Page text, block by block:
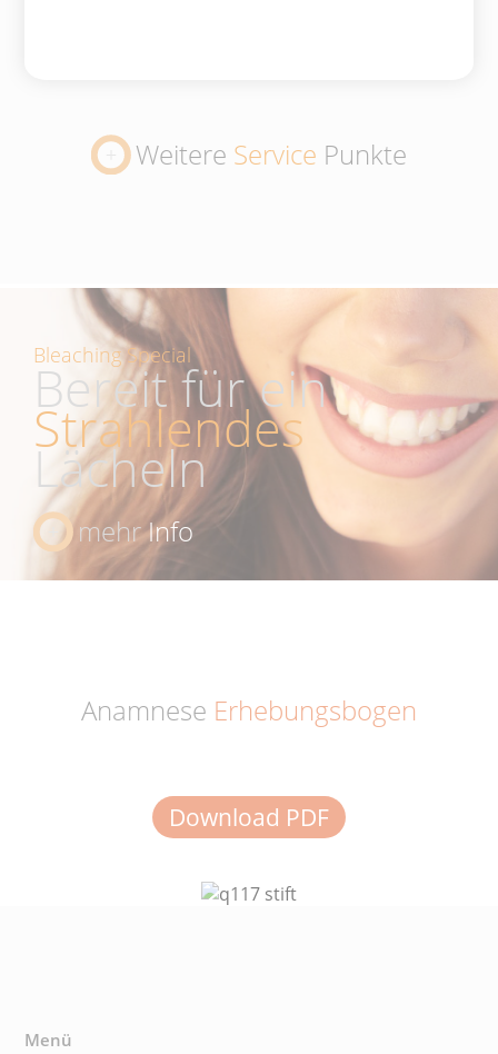
Weitere Service Punkte
Bleaching Special
Bereit für ein
Strahlendes
Lächeln
mehrInfo
Anamnese Erhebungsbogen
Download PDF
Menü